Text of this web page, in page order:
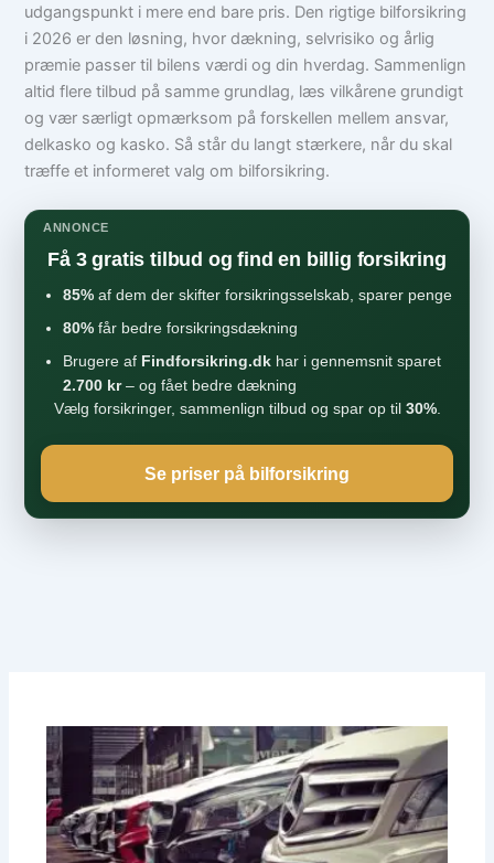
udgangspunkt i mere end bare pris. Den rigtige bilforsikring
i 2026 er den løsning, hvor dækning, selvrisiko og årlig
præmie passer til bilens værdi og din hverdag. Sammenlign
altid flere tilbud på samme grundlag, læs vilkårene grundigt
og vær særligt opmærksom på forskellen mellem ansvar,
delkasko og kasko. Så står du langt stærkere, når du skal
træffe et informeret valg om bilforsikring.
ANNONCE
Få 3 gratis tilbud og find en billig forsikring
85% af dem der skifter forsikringsselskab, sparer penge
80% får bedre forsikringsdækning
Brugere af Findforsikring.dk har i gennemsnit sparet
2.700 kr– og fået bedre dækning
Vælg forsikringer, sammenlign tilbud og spar op til 30%.
Se priser på bilforsikring